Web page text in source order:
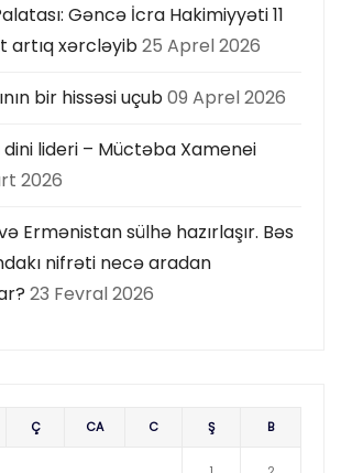
Gəncə İcra Hakimiyyəti 11
artıq xərcləyib25 Aprel 2026
bir hissəsi uçub09 Aprel 2026
dini lideri – Müctəba Xamenei
2026
Ermənistan sülhə hazırlaşır. Bəs
nifrəti necə aradan
23 Fevral 2026
Ç CA C Ş B